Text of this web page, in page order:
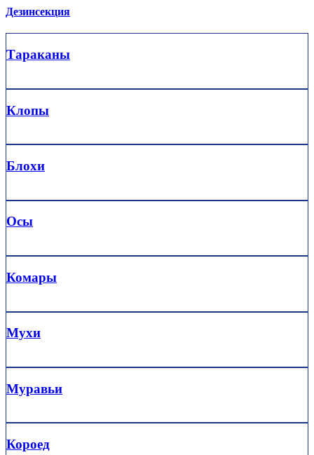
Дезинсекция
Тараканы
Клопы
Блохи
Осы
Комары
Мухи
Муравьи
Короед